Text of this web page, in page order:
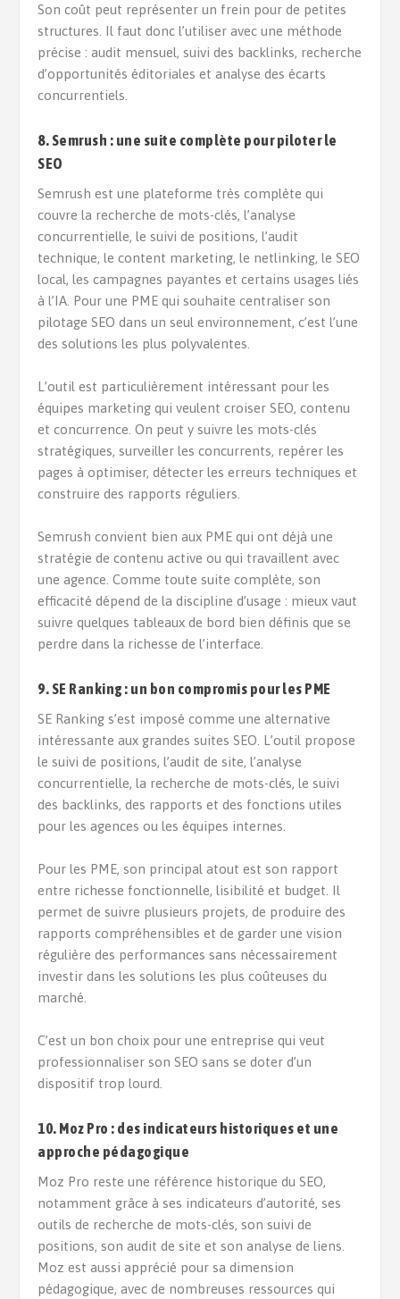
Son coût peut représenter un frein pour de petites
structures. Il faut donc l’utiliser avec une méthode
précise : audit mensuel, suivi des backlinks, recherche
d’opportunités éditoriales et analyse des écarts
concurrentiels.
8. Semrush : une suite complète pour piloter le
SEO
Semrush est une plateforme très complète qui
couvre la recherche de mots-clés, l’analyse
concurrentielle, le suivi de positions, l’audit
technique, le content marketing, le netlinking, le SEO
local, les campagnes payantes et certains usages liés
à l’IA. Pour une PME qui souhaite centraliser son
pilotage SEO dans un seul environnement, c’est l’une
des solutions les plus polyvalentes.
L’outil est particulièrement intéressant pour les
équipes marketing qui veulent croiser SEO, contenu
et concurrence. On peut y suivre les mots-clés
stratégiques, surveiller les concurrents, repérer les
pages à optimiser, détecter les erreurs techniques et
construire des rapports réguliers.
Semrush convient bien aux PME qui ont déjà une
stratégie de contenu active ou qui travaillent avec
une agence. Comme toute suite complète, son
efficacité dépend de la discipline d’usage : mieux vaut
suivre quelques tableaux de bord bien définis que se
perdre dans la richesse de l’interface.
9. SE Ranking : un bon compromis pour les PME
SE Ranking s’est imposé comme une alternative
intéressante aux grandes suites SEO. L’outil propose
le suivi de positions, l’audit de site, l’analyse
concurrentielle, la recherche de mots-clés, le suivi
des backlinks, des rapports et des fonctions utiles
pour les agences ou les équipes internes.
Pour les PME, son principal atout est son rapport
entre richesse fonctionnelle, lisibilité et budget. Il
permet de suivre plusieurs projets, de produire des
rapports compréhensibles et de garder une vision
régulière des performances sans nécessairement
investir dans les solutions les plus coûteuses du
marché.
C’est un bon choix pour une entreprise qui veut
professionnaliser son SEO sans se doter d’un
dispositif trop lourd.
10. Moz Pro : des indicateurs historiques et une
approche pédagogique
Moz Pro reste une référence historique du SEO,
notamment grâce à ses indicateurs d’autorité, ses
outils de recherche de mots-clés, son suivi de
positions, son audit de site et son analyse de liens.
Moz est aussi apprécié pour sa dimension
pédagogique, avec de nombreuses ressources qui